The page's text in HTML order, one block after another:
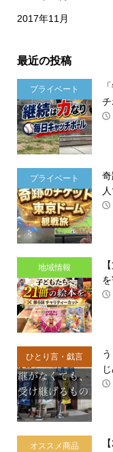
2017年11月
最近の投稿
プライベート
プライベート
地域情報
ひとり言・戯言
オススメ商品